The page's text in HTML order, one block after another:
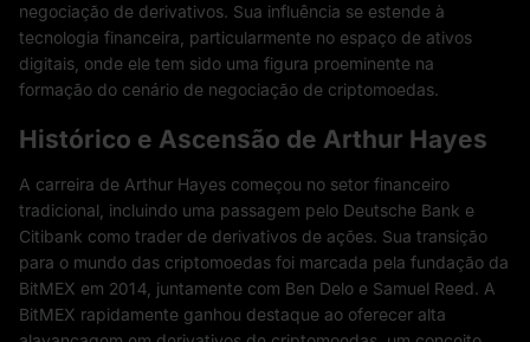
negociação de derivativos. Sua influência se estende à
tecnologia financeira, particularmente no espaço de ativos
digitais, onde ele tem sido uma figura proeminente na
formação do cenário de negociação de criptomoedas.
Histórico e Ascensão de Arthur Hayes
A carreira de Arthur Hayes começou no setor financeiro
tradicional, incluindo uma passagem pelo Deutsche Bank e
Citibank como trader de derivativos de ações. Sua transição
para o mundo das criptomoedas foi marcada pela fundação da
BitMEX em 2014, juntamente com Ben Delo e Samuel Reed. A
BitMEX rapidamente ganhou destaque ao oferecer alta